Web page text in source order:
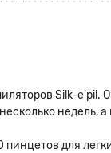
Silk-e'pil.
недель,
для